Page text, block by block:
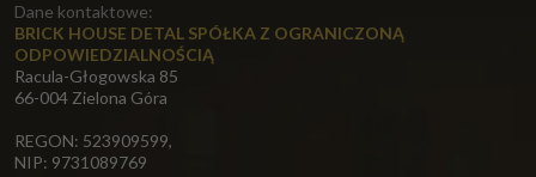
Dane kontaktowe:
BRICK HOUSE DETAL SPÓŁKA Z OGRANICZONĄ
ODPOWIEDZIALNOŚCIĄ
Racula-Głogowska 85
66-004 Zielona Góra
REGON: 523909599,
NIP: 9731089769